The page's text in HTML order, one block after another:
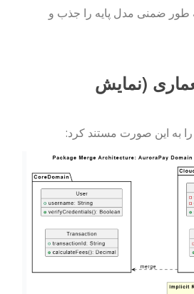
طور ضمنی مدل پایه را جذب و
(نمایش
به این صورت مستند کرد: